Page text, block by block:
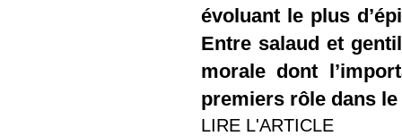
évoluant le plus
Entre salaud et
morale dont
premiers rôle dans
LIRE L'ARTICLE